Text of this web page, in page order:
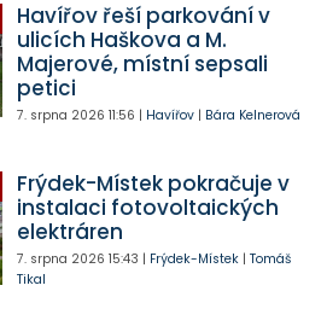
Havířov řeší parkování v
ulicích Haškova a M.
Majerové, místní sepsali
petici
7. srpna 2026 11:56 | Havířov| Bára Kelnerová
Frýdek-Místek pokračuje v
instalaci fotovoltaických
elektráren
7. srpna 2026 15:43 | Frýdek-Místek| Tomáš
Tikal